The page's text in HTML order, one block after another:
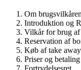
Om
Introduktion og
Vilkår for brug
Reservation af
Køb af take
Priser og betaling